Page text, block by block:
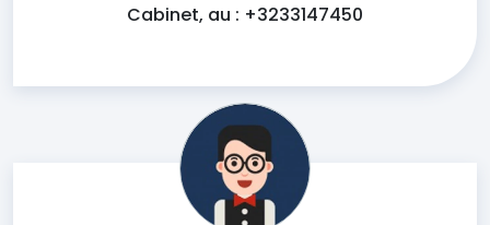
Cabinet, au : +3233147450